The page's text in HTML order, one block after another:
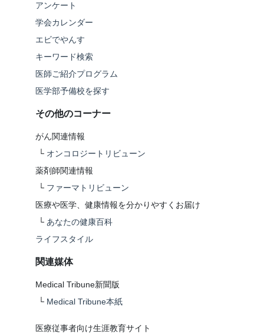
アンケート
学会カレンダー
エビでやんす
キーワード検索
医師ご紹介プログラム
医学部予備校を探す
その他のコーナー
がん関連情報
└ オンコロジートリビューン
薬剤師関連情報
└ ファーマトリビューン
医療や医学、健康情報を分かりやすくお届け
└ あなたの健康百科
ライフスタイル
関連媒体
Medical Tribune新聞版
└ Medical Tribune本紙
医療従事者向け生涯教育サイト